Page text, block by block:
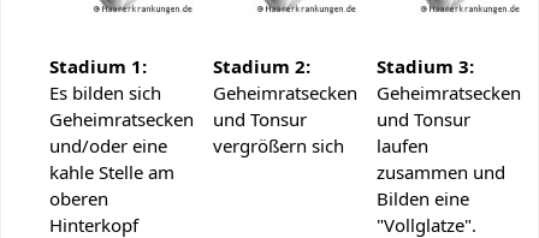
Stadium 1:
Es bilden sich
Geheimratsecken
und/oder eine
kahle Stelle am
oberen
Hinterkopf
Stadium 2:
Geheimratsecken
und Tonsur
vergrößern sich
Stadium 3:
Geheimratsecken
und Tonsur
laufen
zusammen und
Bilden eine
"Vollglatze".